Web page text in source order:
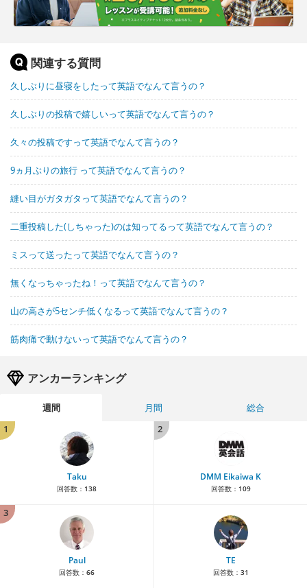
関連する質問
久しぶりに昼寝をしたって英語でなんて言うの？
久しぶりの投稿で嬉しいって英語でなんて言うの？
久々の投稿ですって英語でなんて言うの？
9ヵ月ぶりの旅行 って英語でなんて言うの？
縫い目がガタガタって英語でなんて言うの？
二重投稿した(しちゃった)のは知ってるって英語でなんて言うの？
ミスって送ったって英語でなんて言うの？
無くなっちゃったね！って英語でなんて言うの？
山の高さが5センチ低くなるって英語でなんて言うの？
筋肉痛で動けないって英語でなんて言うの？
アンカーランキング
週間 月間
総合
1
Taku
回答数： 138
2
DMM Eikaiwa K
回答数： 109
3
Paul
回答数： 66
TE
回答数： 31